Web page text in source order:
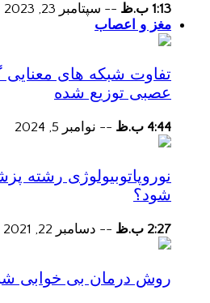
1:13 ب.ظ -- سپتامبر 23, 2023
مغز و اعصاب
تفاوت شبکه های معنایی
عصبی توزیع شده
4:44 ب.ظ -- نوامبر 5, 2024
نوروپاتوبیولوژی
شود؟
2:27 ب.ظ -- دسامبر 22, 2021
روش درمان بی خوابی